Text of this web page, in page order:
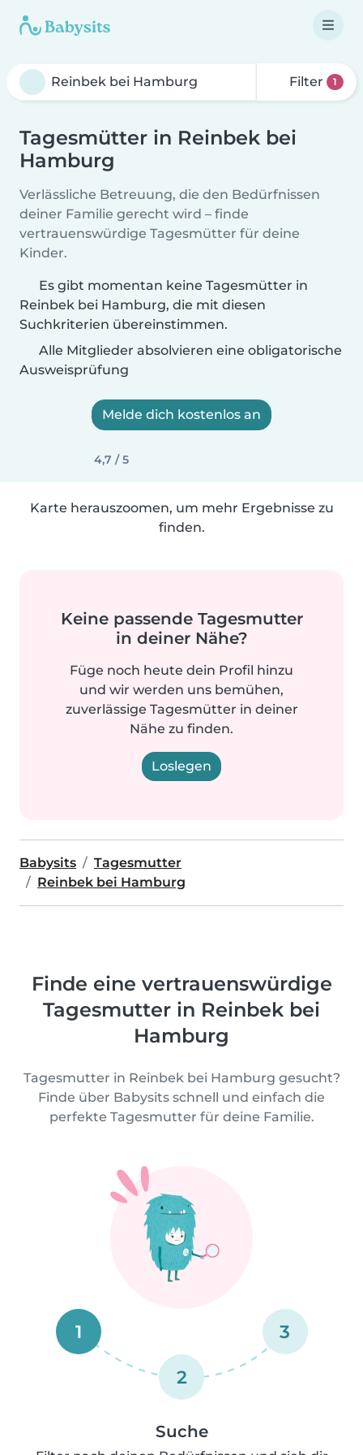
Filter 1
Tagesmütter in Reinbek bei
Hamburg
Verlässliche Betreuung, die den Bedürfnissen
deiner Familie gerecht wird – finde
vertrauenswürdige Tagesmütter für deine
Kinder.
Es gibt momentan keine Tagesmütter in
Reinbek bei Hamburg, die mit diesen
Suchkriterien übereinstimmen.
Alle Mitglieder absolvieren eine obligatorische
Ausweisprüfung
Melde dich kostenlos an
4,7 / 5
Karte herauszoomen, um mehr Ergebnisse zu
finden.
Keine passende Tagesmutter
in deiner Nähe?
Füge noch heute dein Profil hinzu
und wir werden uns bemühen,
zuverlässige Tagesmütter in deiner
Nähe zu finden.
Loslegen
Babysits
Tagesmutter
Reinbek bei Hamburg
Finde eine vertrauenswürdige
Tagesmutter in Reinbek bei
Hamburg
Tagesmutter in Reinbek bei Hamburg gesucht?
Finde über Babysits schnell und einfach die
perfekte Tagesmutter für deine Familie.
1
2
3
Suche